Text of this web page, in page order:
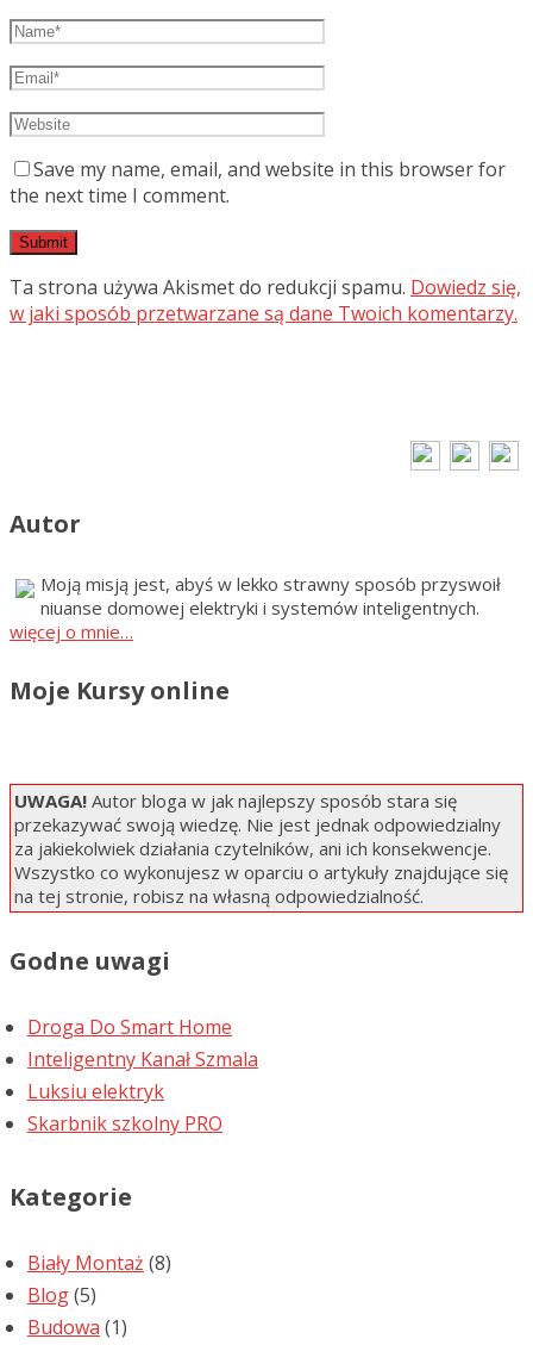
Save my name, email, and website in this browser for
the next time I comment.
Ta strona używa Akismet do redukcji spamu. Dowiedz się,
w jaki sposób przetwarzane są dane Twoich komentarzy.
Autor
Moją misją jest, abyś w lekko strawny sposób przyswoił
niuanse domowej elektryki i systemów inteligentnych.
więcej o mnie…
Moje Kursy online
UWAGA! Autor bloga w jak najlepszy sposób stara się
przekazywać swoją wiedzę. Nie jest jednak odpowiedzialny
za jakiekolwiek działania czytelników, ani ich konsekwencje.
Wszystko co wykonujesz w oparciu o artykuły znajdujące się
na tej stronie, robisz na własną odpowiedzialność.
Godne uwagi
Droga Do Smart Home
Inteligentny Kanał Szmala
Luksiu elektryk
Skarbnik szkolny PRO
Kategorie
Biały Montaż (8)
Blog(5)
Budowa (1)